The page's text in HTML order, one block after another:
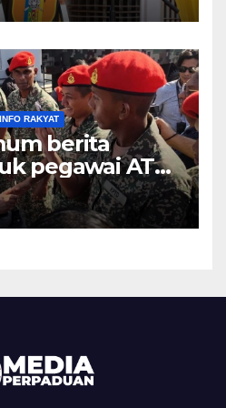
INFO RAKYAT
berita
pegawai ATM,
Ambang